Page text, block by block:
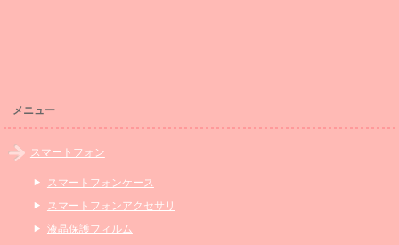
メニュー
スマートフォン
スマートフォンケース
スマートフォンアクセサリ
液晶保護フィルム